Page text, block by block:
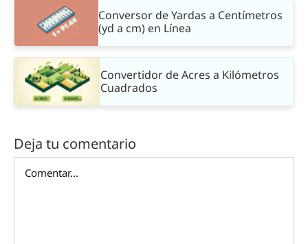
Conversor de Yardas a Centímetros
(yd a cm) en Línea
Convertidor de Acres a Kilómetros
Cuadrados
Deja tu comentario